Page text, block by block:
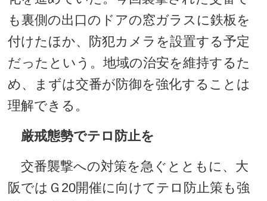
も裏側の出口のドアの窓ガラスに鉄板を
付けたほか、防犯カメラを設置する予定
だったという。地域の治安を維持するた
め、まずは交番が防御を強化することは
理解できる。
厳戒態勢でテロ防止を
交番襲撃への対策を急ぐとともに、大
阪ではＧ20開催に向けてテロ防止策も強